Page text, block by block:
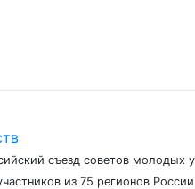
съезд советов молодых
из 75 регионов